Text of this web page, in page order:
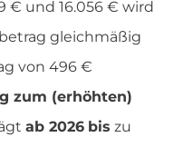
€ und 16.056 € wird
gleichmäßig
von 496 €
zum (erhöhten)
ab 2026 bis zu